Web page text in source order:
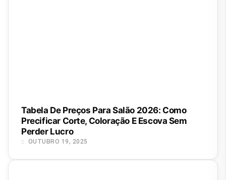
Tabela De Preços Para Salão 2026: Como
Precificar Corte, Coloração E Escova Sem
Perder Lucro
OUTUBRO 19, 2025